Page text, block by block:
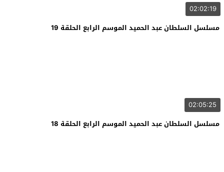
02:02:19
مسلسل السلطان عبد الحميد الموسم الرابع الحلقة 19
02:05:25
مسلسل السلطان عبد الحميد الموسم الرابع الحلقة 18